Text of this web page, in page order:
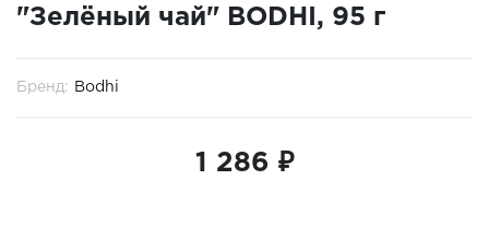
"Зелёный чай" BODHI, 95 г
Бренд: Bodhi
1 286 ₽